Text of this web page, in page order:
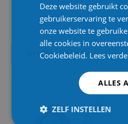
In winkelmandje
Deze website gebruikt
gebruikerservaring te
onze website te
alle cookies in
Cookiebeleid. Lees
ALLES
ZELF INSTELLEN